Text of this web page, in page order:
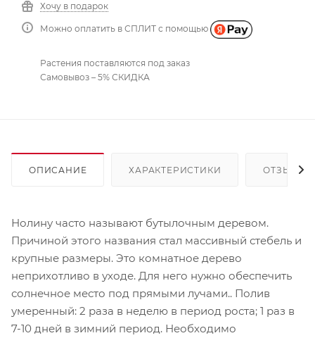
Хочу в подарок
Можно оплатить в СПЛИТ с помощью
Растения поставляются под заказ
Самовывоз – 5% СКИДКА
ОПИСАНИЕ ХАРАКТЕРИСТИКИ ОТЗЫВЫ
Нолину часто называют бутылочным деревом.
Причиной этого названия стал массивный стебель и
крупные размеры. Это комнатное дерево
неприхотливо в уходе. Для него нужно обеспечить
солнечное место под прямыми лучами.. Полив
умеренный: 2 раза в неделю в период роста; 1 раз в
7-10 дней в зимний период. Необходимо